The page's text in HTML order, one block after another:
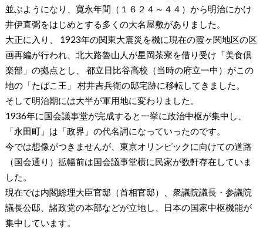
並ぶようになり、寛永年間（１６２４～４４）から明治にかけ
井伊直弼をはじめとする多くの大名屋敷がありました。
大正に入り、 1923年の関東大震災を機に現在の霞ヶ関地区の区
画再編が行われ、北大路魯山人が星岡茶寮を借り受け「美食倶
楽部」の拠点とし、 都立日比谷高校（当時の府立一中）がこの
地の「たばこ王」 村井吉兵衛の邸宅跡に移転してきました。
そして明治期には大半が軍用地に変わりました。
1936年に国会議事堂が完成すると一挙に政治中枢が集中し、
「永田町」は「政界」の代名詞になっていったのです。
今では想像がつきませんが、東京オリンピックに向けての道路
（国会通り）拡幅前は国会議事堂横に民家が数軒存在していま
した。
現在では内閣総理大臣官邸（首相官邸）、衆議院議長・参議院
議長公邸、諸政党の本部などが立地し、日本の国家中枢機能が
集中しています。